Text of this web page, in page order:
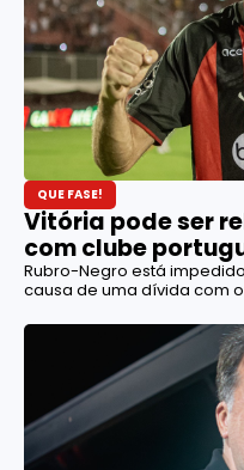
QUE FASE!
Vitória pode ser
com clube
Rubro-Negro está
causa de uma dívida com